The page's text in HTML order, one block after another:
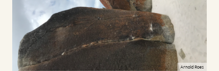
Arnold Roes